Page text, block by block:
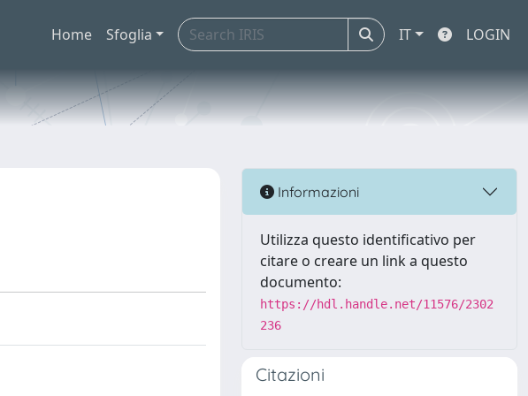
Home Sfoglia IT LOGIN
Informazioni
Utilizza questo identificativo per
citare o creare un link a questo
documento:
https://hdl.handle.net/11576/2302
236
Citazioni